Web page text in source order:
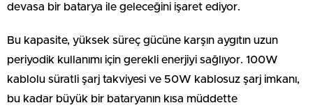
devasa bir batarya ile geleceğini işaret ediyor.
Bu kapasite, yüksek süreç gücüne karşın aygıtın uzun
periyodik kullanımı için gerekli enerjiyi sağlıyor. 100W
kablolu süratli şarj takviyesi ve 50W kablosuz şarj imkanı,
bu kadar büyük bir bataryanın kısa müddette